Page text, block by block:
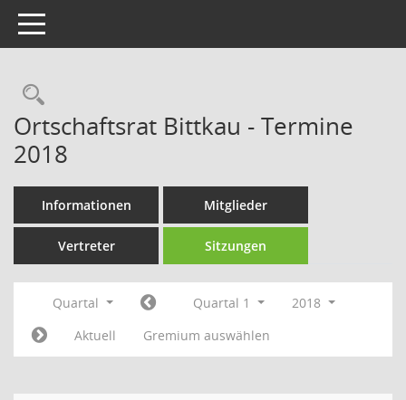
Toggle navigation
Rechercheauswahl
Ortschaftsrat Bittkau - Termine
2018
Informationen Mitglieder
Vertreter Sitzungen
Quartal Quartal 1
2018
Aktuell
Gremium auswählen